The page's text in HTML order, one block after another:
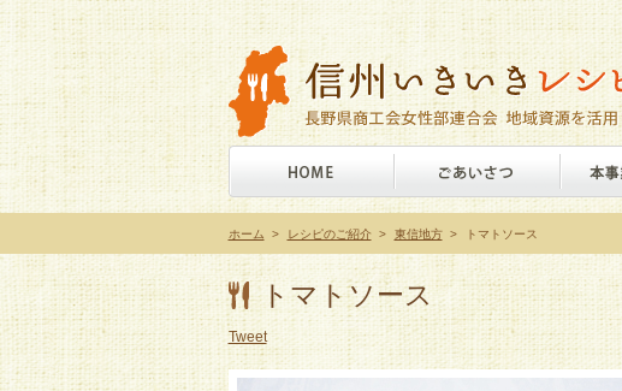
ホーム > レシピのご紹介 > 東信地方> トマトソース
トマトソース
Tweet